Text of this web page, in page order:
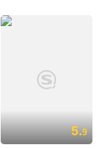
5.9